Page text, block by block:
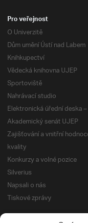
Pro veřejnost
O Univerzitě
Dům umění Ústí nad Labem
Knihkupectví
Vědecká knihovna UJEP
Sportoviště
Nahrávací studio
Elektronická úřední deska –
Akademický senát UJEP
Zajišťování a vnitřní
kvality
Konkurzy a volné pozice
Silverius
Napsali o nás
Tiskové zprávy